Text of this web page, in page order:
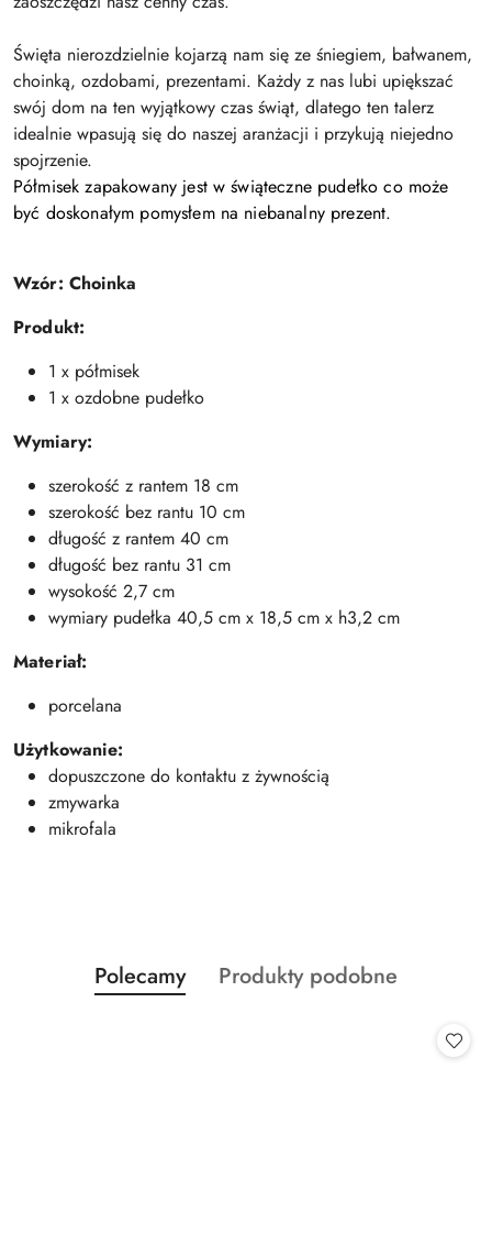
Święta nierozdzielnie kojarzą nam się ze śniegiem, bałwanem,
choinką, ozdobami, prezentami. Każdy z nas lubi upiększać
swój dom na ten wyjątkowy czas świąt, dlatego ten talerz
idealnie wpasują się do naszej aranżacji i przykują niejedno
spojrzenie.
Półmisek zapakowany jest w świąteczne pudełko co może
być doskonałym pomysłem na niebanalny prezent.
Wzór: Choinka
Produkt:
1 x półmisek
1 x ozdobne pudełko
Wymiary:
szerokość z rantem 18 cm
szerokość bez rantu 10 cm
długość z rantem 40 cm
długość bez rantu 31 cm
wysokość 2,7 cm
wymiary pudełka 40,5 cm x 18,5 cm x h3,2 cm
Materiał:
porcelana
Użytkowanie:
dopuszczone do kontaktu z żywnością
zmywarka
mikrofala
Pomiń karuzelę produktów
Produkty
o
Polecamy
Produkty
Produkty podobne